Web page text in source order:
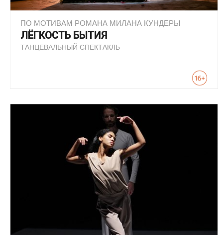
ПО МОТИВАМ РОМАНА МИЛАНА КУНДЕРЫ
ЛЁГКОСТЬ БЫТИЯ
ТАНЦЕВАЛЬНЫЙ СПЕКТАКЛЬ